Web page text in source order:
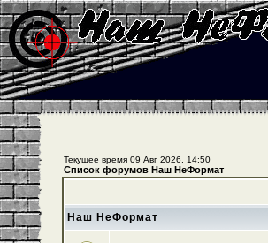
Текущее время 09 Авг 2026, 14:50
Список форумов Наш НеФормат
Наш НеФормат